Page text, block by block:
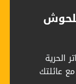
الحرية
عائلتك